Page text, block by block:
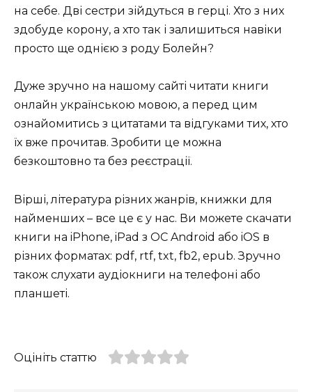
на себе. Дві сестри зійдуться в герці. Хто з них
здобуде корону, а хто так і залишиться навіки
просто ще однією з роду Болейн?
Дуже зручно на нашому сайті читати книги
онлайн українською мовою, а перед цим
ознайомитись з цитатами та відгуками тих, хто
їх вже прочитав. Зробити це можна
безкоштовно та без реєстрації.
Вірші, література різних жанрів, книжки для
найменших – все це є у нас. Ви можете скачати
книги на iPhone, iPad з ОС Android або iOS в
різних форматах: pdf, rtf, txt, fb2, epub. Зручно
також слухати аудіокниги на телефоні або
планшеті.
Оцініть статтю